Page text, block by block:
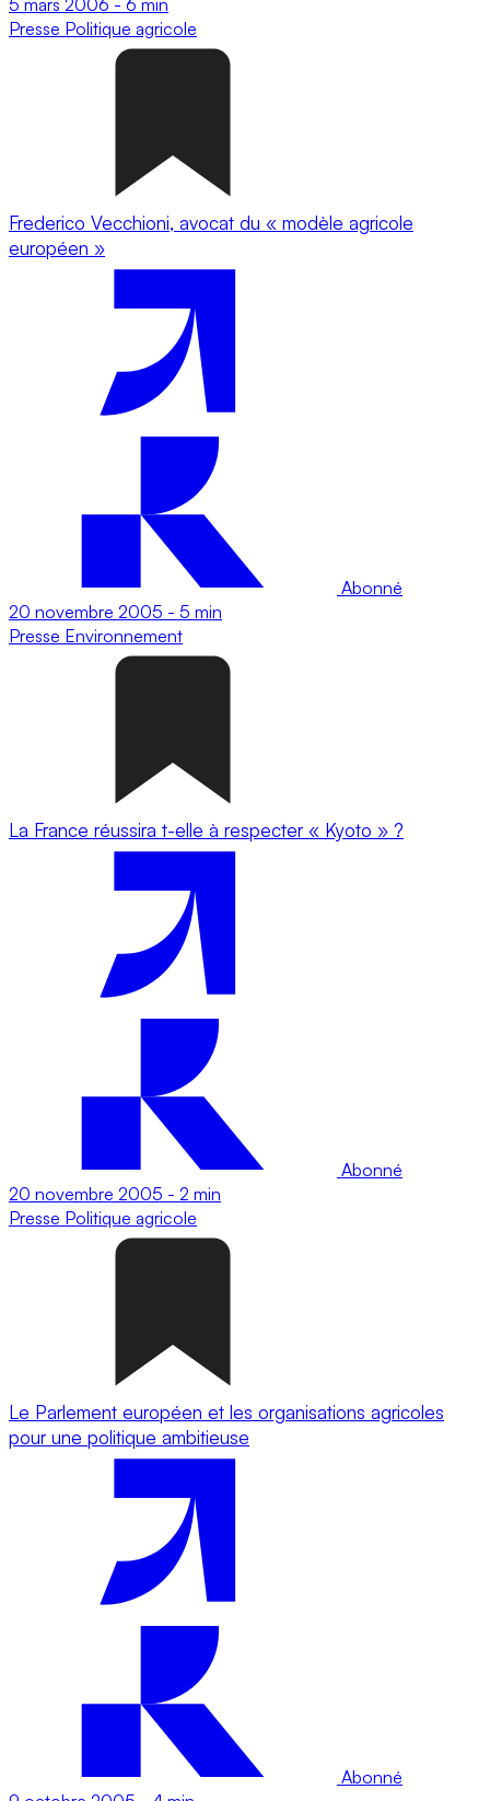
Presse Politique agricole
Frederico Vecchioni, avocat du « modèle agricole
européen »
Abonné
20 novembre 2005 - 5 min
Presse Environnement
La France réussira t-elle à respecter « Kyoto » ?
Abonné
20 novembre 2005 - 2 min
Presse Politique agricole
Le Parlement européen et les organisations agricoles
pour une politique ambitieuse
Abonné